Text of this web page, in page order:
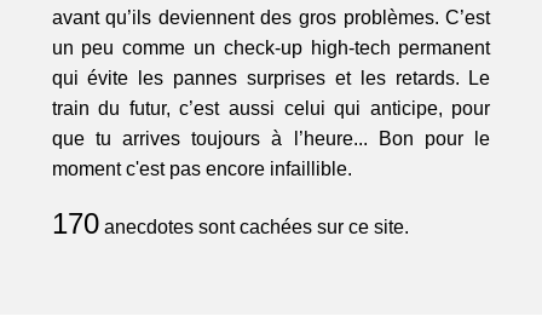
avant qu’ils deviennent des gros problèmes. C’est
un peu comme un check-up high-tech permanent
qui évite les pannes surprises et les retards. Le
train du futur, c’est aussi celui qui anticipe, pour
que tu arrives toujours à l’heure... Bon pour le
moment c'est pas encore infaillible.
170anecdotes sont cachées sur ce site.